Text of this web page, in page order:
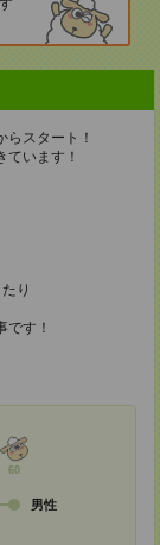
らスタート！
います！
り
す！
60
男性